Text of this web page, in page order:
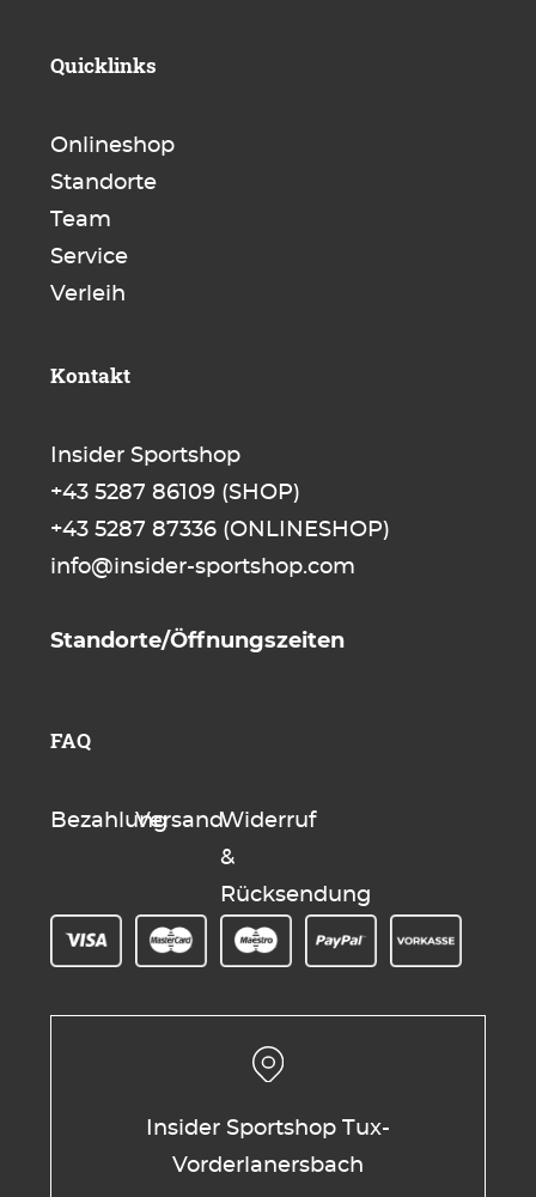
Quicklinks
Onlineshop
Standorte
Team
Service
Verleih
Kontakt
Insider Sportshop
+43 5287 86109 (SHOP)
+43 5287 87336 (ONLINESHOP)
info@insider-sportshop.com
Standorte/Öffnungszeiten
FAQ
BezahlungVersandWiderruf
&
Rücksendung
Insider Sportshop Tux-
Vorderlanersbach